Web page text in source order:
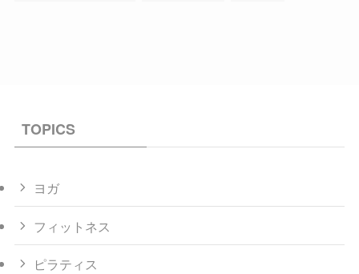
TOPICS
ヨガ
フィットネス
ピラティス